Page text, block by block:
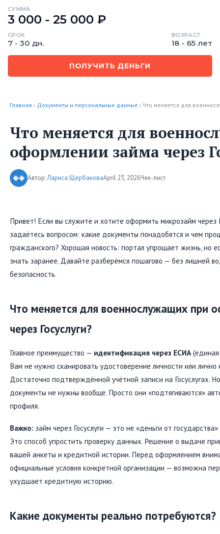
СУММА
3 000 - 25 000 ₽
СРОК
7 - 30 дн.
ВОЗРАСТ
18 - 65 лет
ПОЛУЧИТЬ ДЕНЬГИ
Главная › Документы и персональные данные › Что меняется для
Что меняется для
оформлении займа через
�� Автор:Лариса ЩербаковаApril 23, 2026Чек-лист
Привет! Если вы служите и хотите оформить микрозайм через
задаётесь вопросом: какие документы понадобятся и чем
гражданского? Хорошая новость: портал упрощает жизнь, но
знать заранее. Давайте разберёмся пошагово — без лишней
безопасность.
Что меняется для военнослужащих при
через Госуслуги?
Главное преимущество — идентификация через ЕСИА
Вам не нужно сканировать удостоверение личности или
Достаточно подтверждённой учётной записи на Госуслугах.
документы не нужны вообще. Просто они «подтягиваются»
профиля.
Важно: займ через Госуслуги — это не «деньги от
Это способ упростить проверку данных. Решение о выдаче
вашей анкеты и кредитной истории. Перед оформлением
официальные условия конкретной организации — возможна
ухудшает кредитную историю.
Какие документы реально потребуются?